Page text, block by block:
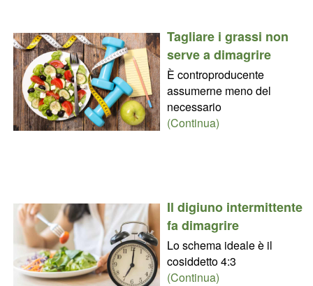
Tagliare i grassi non
serve a dimagrire
È controproducente
assumerne meno del
necessario
(Continua)
Il digiuno intermittente
fa dimagrire
Lo schema ideale è il
cosiddetto 4:3
(Continua)